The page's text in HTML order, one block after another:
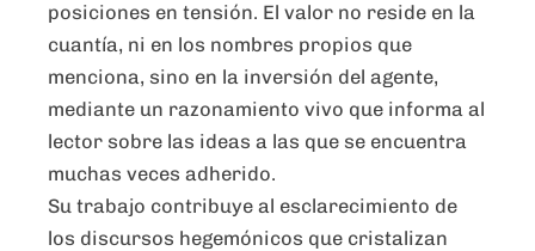
posiciones en tensión. El valor no reside en la
cuantía, ni en los nombres propios que
menciona, sino en la inversión del agente,
mediante un razonamiento vivo que informa al
lector sobre las ideas a las que se encuentra
muchas veces adherido.
Su trabajo contribuye al esclarecimiento de
los discursos hegemónicos que cristalizan